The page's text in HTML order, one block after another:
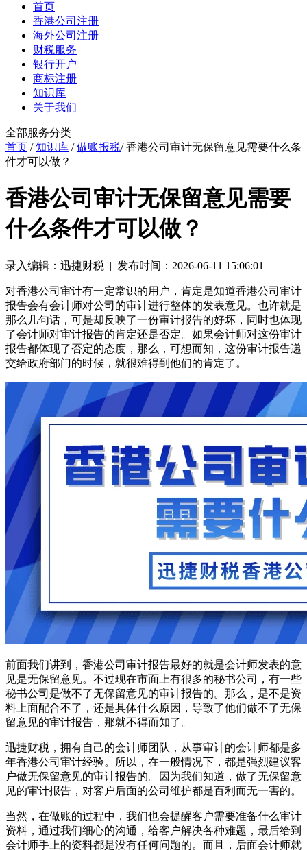
首页
香港公司注册
海外公司注册
财税服务
银行开户
商标注册
知识库
关于我们
全部服务分类
首页 /知识库 /做账报税/ 香港公司审计无保留意见需要什么条
件才可以做？
香港公司审计无保留意见需要
什么条件才可以做？
录入编辑：迅捷财税 | 发布时间：2026-06-11 15:06:01
对香港公司审计有一定常识的用户，肯定是知道香港公司审计
报告会有会计师对公司的审计进行整体的发表意见。也许就是
那么几句话，可是却反映了一份审计报告的好坏，同时也体现
了会计师对审计报告的肯定还是否定。如果会计师对这份审计
报告都体现了否定的态度，那么，可想而知，这份审计报告递
交给政府部门的时候，就很难得到他们的肯定了。
前面我们讲到，香港公司审计报告最好的就是会计师发表的意
见是无保留意见。不过现在市面上有很多的秘书公司，有一些
秘书公司是做不了无保留意见的审计报告的。那么，是不是资
料上面配合不了，还是具体什么原因，导致了他们做不了无保
留意见的审计报告，那就不得而知了。
迅捷财税，拥有自己的会计师团队，从事审计的会计师都是多
年香港公司审计经验。所以，在一般情况下，都是强烈建议客
户做无保留意见的审计报告的。因为我们知道，做了无保留意
见的审计报告，对客户后面的公司维护都是百利而无一害的。
当然，在做账的过程中，我们也会提醒客户需要准备什么审计
资料，通过我们细心的沟通，给客户解决各种难题，最后给到
会计师手上的资料都是没有任何问题的。而且，后面会计师就